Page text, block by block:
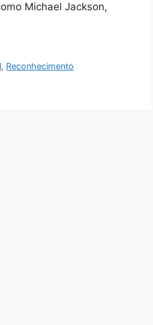
Michael Jackson,
, Reconhecimento